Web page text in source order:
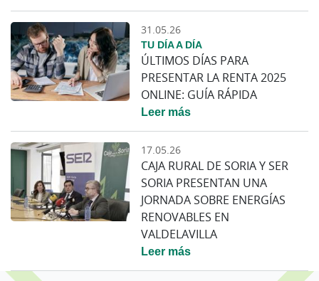
31.05.26
TU DÍA A DÍA
ÚLTIMOS DÍAS PARA
PRESENTAR LA RENTA 2025
ONLINE: GUÍA RÁPIDA
Leer más
17.05.26
CAJA RURAL DE SORIA Y SER
SORIA PRESENTAN UNA
JORNADA SOBRE ENERGÍAS
RENOVABLES EN
VALDELAVILLA
Leer más